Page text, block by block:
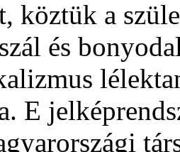
köztük a
és
E